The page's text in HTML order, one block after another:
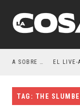
RESEÑA LA INVITACIÓN: OLIVIA WILDE REFLEXIONA SOBRE LA VIDA CONYUGAL EL LIVE-
TAG: THE